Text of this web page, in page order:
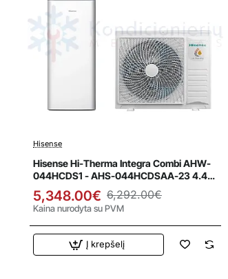
Išpardavimas
Hisense
Hisense Hi-Therma Integra Combi AHW-
044HCDS1 - AHS-044HCDSAA-23 4.4
kW oras-vanduo šilumos siurblys
5,348.00€ 6,292.00€
Kaina nurodyta su PVM
Į krepšelį